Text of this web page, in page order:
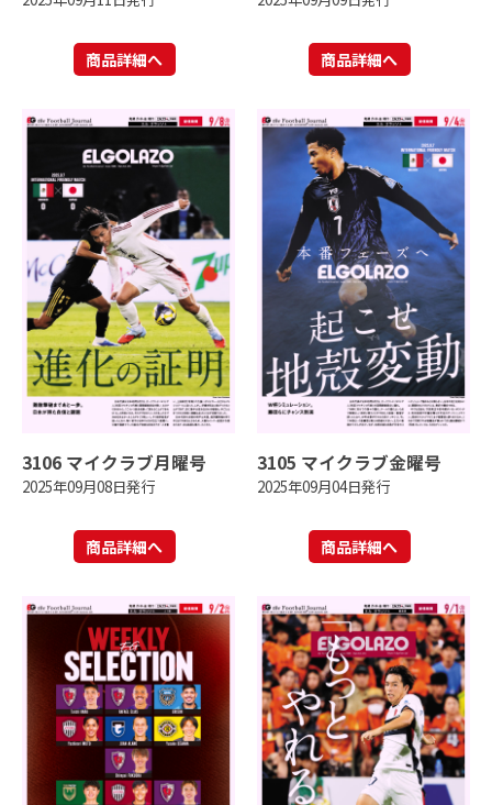
商品詳細へ 商品詳細へ
3106 マイクラブ月曜号
2025年09月08日発行
商品詳細へ
3105 マイクラブ金曜号
2025年09月04日発行
商品詳細へ